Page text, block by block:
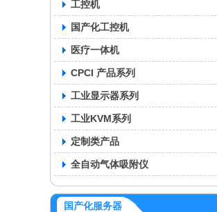
工控机
国产化工控机
医疗一体机
CPCI 产品系列
工业显示器系列
工业KVM系列
定制类产品
全自动气体吸附仪
国产化服务器